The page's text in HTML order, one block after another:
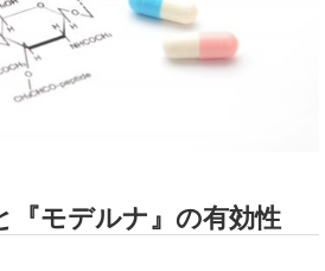
『モデルナ』の有効性